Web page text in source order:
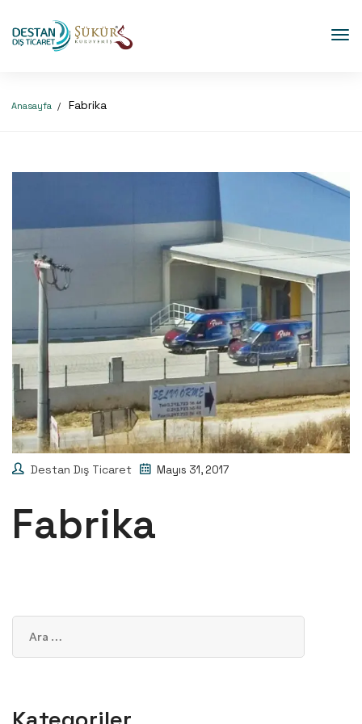
Anasayfa Fabrika
Destan Dış Ticaret Mayıs 31, 2017
Fabrika